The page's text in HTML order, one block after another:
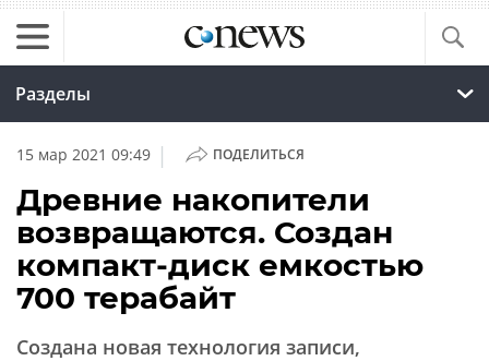
Разделы
15 мар 2021 09:49 | ПОДЕЛИТЬСЯ
Древние накопители
возвращаются. Создан
компакт-диск емкостью
700 терабайт
Создана новая технология записи,